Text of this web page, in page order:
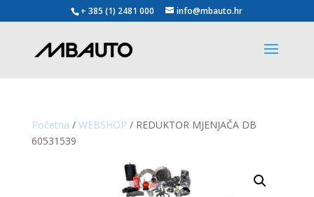
+ 385 (1) 2481 000 info@mbauto.hr
Početna / WEBSHOP / REDUKTOR MJENJAČA DB
60531539